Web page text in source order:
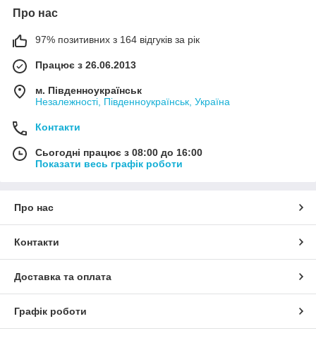
Про нас
97% позитивних з 164 відгуків за рік
Працює з 26.06.2013
м. Південноукраїнськ
Незалежності, Південноукраїнськ, Україна
Контакти
Сьогодні працює з 08:00 до 16:00
Показати весь графік роботи
Про нас
Контакти
Доставка та оплата
Графік роботи